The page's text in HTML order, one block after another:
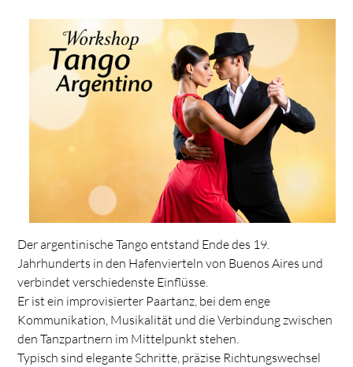
Der argentinische Tango entstand Ende des 19.
Jahrhunderts in den Hafenvierteln von Buenos Aires und
verbindet verschiedenste Einflüsse.
Er ist ein improvisierter Paartanz, bei dem enge
Kommunikation, Musikalität und die Verbindung zwischen
den Tanzpartnern im Mittelpunkt stehen.
Typisch sind elegante Schritte, präzise Richtungswechsel